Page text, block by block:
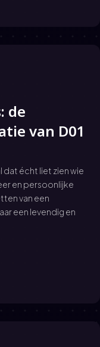
de
van D01
dat écht liet zien wie
en persoonlijke
van een
een levendig en